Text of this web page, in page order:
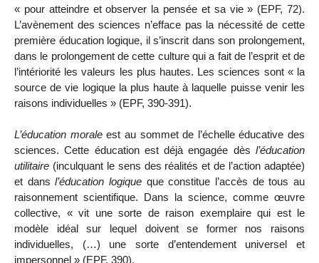
« pour atteindre et observer la pensée et sa vie » (EPF, 72).
L’avènement des sciences n’efface pas la nécessité de cette
première éducation logique, il s’inscrit dans son prolongement,
dans le prolongement de cette culture qui a fait de l’esprit et de
l’intériorité les valeurs les plus hautes. Les sciences sont « la
source de vie logique la plus haute à laquelle puisse venir les
raisons individuelles » (EPF, 390-391).
L’éducation moraleest au sommet de l’échelle éducative des
sciences. Cette éducation est déjà engagée dès l’éducation
utilitaire (inculquant le sens des réalités et de l’action adaptée)
et dansl’éducation logique que constitue l’accès de tous au
raisonnement scientifique. Dans la science, comme œuvre
collective, « vit une sorte de raison exemplaire qui est le
modèle idéal sur lequel doivent se former nos raisons
individuelles, (…) une sorte d’entendement universel et
impersonnel » (EPF, 390).